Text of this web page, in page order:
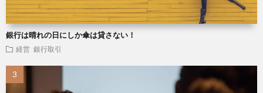
銀行は晴れの日にしか傘は貸さない！
経営 銀行取引